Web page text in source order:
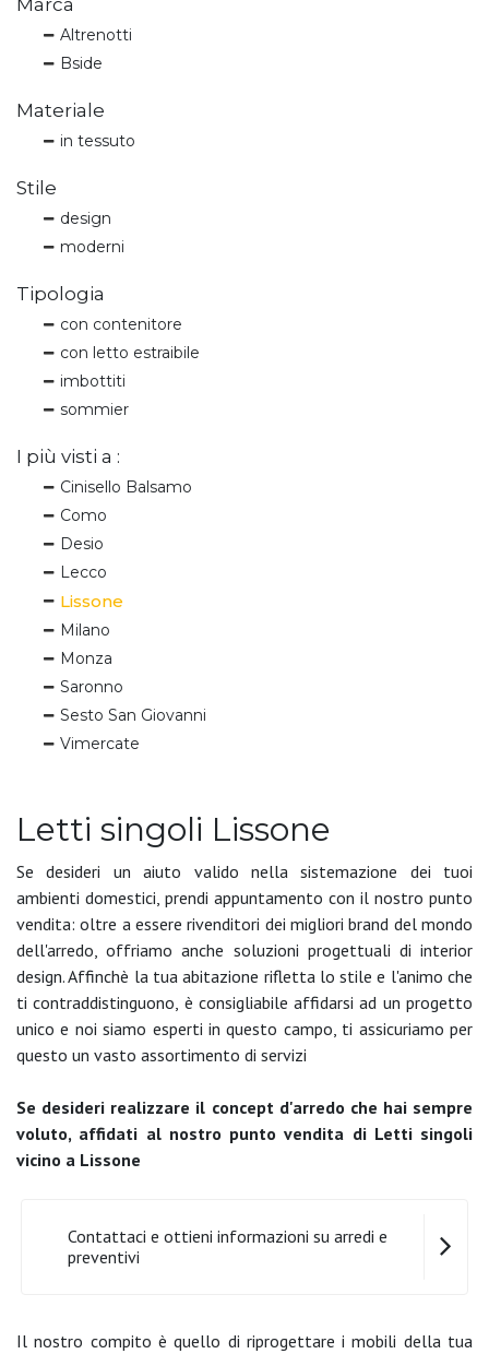
Altrenotti
Bside
Materiale
in tessuto
Stile
design
moderni
Tipologia
con contenitore
con letto estraibile
imbottiti
sommier
I più visti a :
Cinisello Balsamo
Como
Desio
Lecco
Lissone
Milano
Monza
Saronno
Sesto San Giovanni
Vimercate
Letti singoli Lissone
Se desideri un aiuto valido nella sistemazione dei tuoi
ambienti domestici, prendi appuntamento con il nostro punto
vendita: oltre a essere rivenditori dei migliori brand del mondo
dell'arredo, offriamo anche soluzioni progettuali di interior
design. Affinchè la tua abitazione rifletta lo stile e l'animo che
ti contraddistinguono, è consigliabile affidarsi ad un progetto
unico e noi siamo esperti in questo campo, ti assicuriamo per
questo un vasto assortimento di servizi
Se desideri realizzare il concept d'arredo che hai sempre
voluto, affidati al nostro punto vendita di Letti singoli
vicino a Lissone
Contattaci e ottieni informazioni su arredi e
preventivi
Il nostro compito è quello di riprogettare i mobili della tua